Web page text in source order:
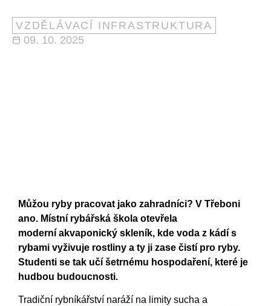
VZDĚLÁVACÍ INFRASTRUKTURA
09. 10. 2025
Můžou ryby pracovat jako zahradníci? V Třeboni
ano. Místní rybářská škola otevřela
moderní akvaponický skleník, kde voda z kádí s
rybami vyživuje rostliny a ty ji zase čistí pro ryby.
Studenti se tak učí šetrnému hospodaření, které je
hudbou budoucnosti.
Tradiční rybníkářství naráží na limity sucha a